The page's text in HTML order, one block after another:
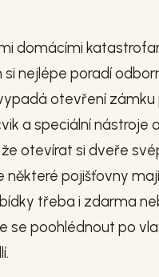
domácími
nejlépe poradí
otevření
a speciální nástroje
otevírat si dveře
některé pojišťovny
třeba i zdarma
se poohlédnout po